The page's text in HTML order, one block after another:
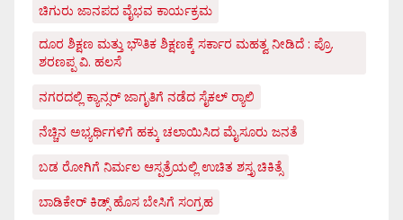
ಚಿಗುರು ಜಾನಪದ ವೈಭವ ಕಾರ್ಯಕ್ರಮ
ದೂರ ಶಿಕ್ಷಣ ಮತ್ತು ಭೌತಿಕ ಶಿಕ್ಷಣಕ್ಕೆ ಸರ್ಕಾರ ಮಹತ್ವ ನೀಡಿದೆ : ಪ್ರೊ.
ಶರಣಪ್ಪ ವಿ. ಹಲಸೆ
ನಗರದಲ್ಲಿ ಕ್ಯಾನ್ಸರ್ ಜಾಗೃತಿಗೆ ನಡೆದ ಸೈಕಲ್ ರ್‍ಯಾಲಿ
ನೆಚ್ಚಿನ ಅಭ್ಯರ್ಥಿಗಳಿಗೆ ಹಕ್ಕು ಚಲಾಯಿಸಿದ ಮೈಸೂರು ಜನತೆ
ಬಡ ರೋಗಿಗೆ ನಿರ್ಮಲ ಆಸ್ಪತ್ರೆಯಲ್ಲಿ ಉಚಿತ ಶಸ್ತೃ ಚಿಕಿತ್ಸೆ
ಬಾಡಿಕೇರ್ ಕಿಡ್ಸ್ ಹೊಸ ಬೇಸಿಗೆ ಸಂಗ್ರಹ